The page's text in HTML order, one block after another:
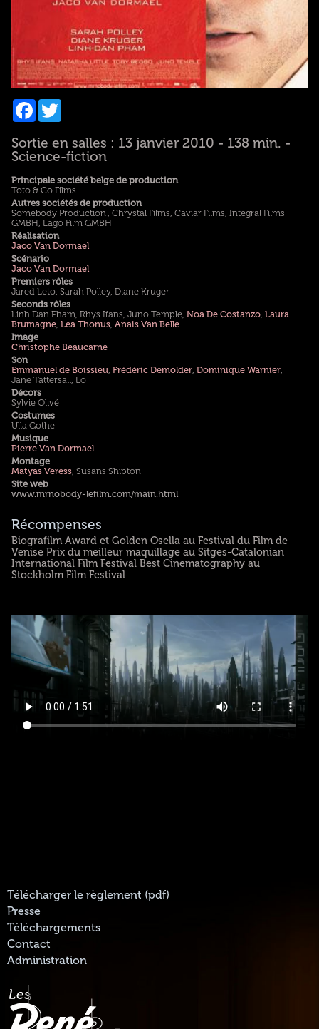
Facebook
Twitter
Sortie en salles : 13 janvier 2010 - 138 min. -
Science-fiction
Principale société belge de production
Toto & Co Films
Autres sociétés de production
Somebody Production , Chrystal Films, Caviar Films, Integral Films
GMBH, Lago Film GMBH
Réalisation
Jaco Van Dormael
Scénario
Jaco Van Dormael
Premiers rôles
Jared Leto, Sarah Polley, Diane Kruger
Seconds rôles
Linh Dan Pham, Rhys Ifans, Juno Temple, Noa De Costanzo, Laura
Brumagne, Lea Thonus, Anais Van Belle
Image
Christophe Beaucarne
Son
Emmanuel de Boissieu Frédéric Demolder, Dominique Warnier,
Jane Tattersall, Lo
Décors
Sylvie Olivé
Costumes
Ulla Gothe
Musique
Pierre Van Dormael
Montage
Matyas Veress, Susans Shipton
Site web
www.mrnobody-lefilm.com/main.html
Récompenses
Biografilm Award et Golden Osella au Festival du Film de
Venise Prix du meilleur maquillage au Sitges-Catalonian
International Film Festival Best Cinematography au
Stockholm Film Festival
Télécharger le règlement (pdf)
Presse
Téléchargements
Contact
Administration